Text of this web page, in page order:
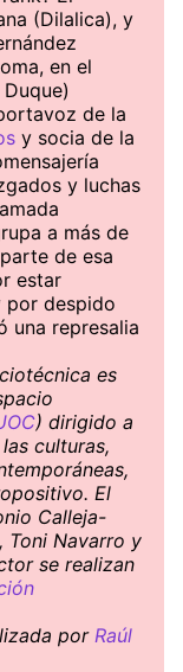
(Dilalica), y
en el
de la
y socia de la
y luchas
a más de
de esa
estar
por despido
una represalia
es
) dirigido a
culturas,
El
Calleja-
Toni Navarro y
se realizan
por Raúl